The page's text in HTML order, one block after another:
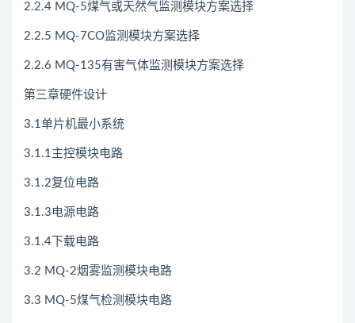
2.2.4 MQ-5煤气或天然气监测模块方案选择
2.2.5 MQ-7CO监测模块方案选择
2.2.6 MQ-135有害气体监测模块方案选择
第三章硬件设计
3.1单片机最小系统
3.1.1主控模块电路
3.1.2复位电路
3.1.3电源电路
3.1.4下载电路
3.2 MQ-2烟雾监测模块电路
3.3 MQ-5煤气检测模块电路